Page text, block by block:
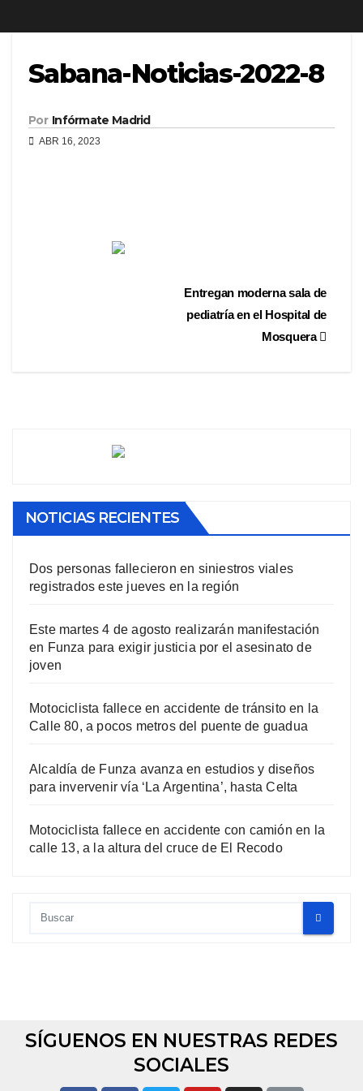
Sabana-Noticias-2022-8
Por Infórmate Madrid
ABR 16, 2023
Entregan moderna sala de
pediatría en el Hospital de
Mosquera
NOTICIAS RECIENTES
Dos personas fallecieron en siniestros viales
registrados este jueves en la región
Este martes 4 de agosto realizarán manifestación
en Funza para exigir justicia por el asesinato de
joven
Motociclista fallece en accidente de tránsito en la
Calle 80, a pocos metros del puente de guadua
Alcaldía de Funza avanza en estudios y diseños
para invervenir vía ‘La Argentina’, hasta Celta
Motociclista fallece en accidente con camión en la
calle 13, a la altura del cruce de El Recodo
SÍGUENOS EN NUESTRAS REDES
SOCIALES